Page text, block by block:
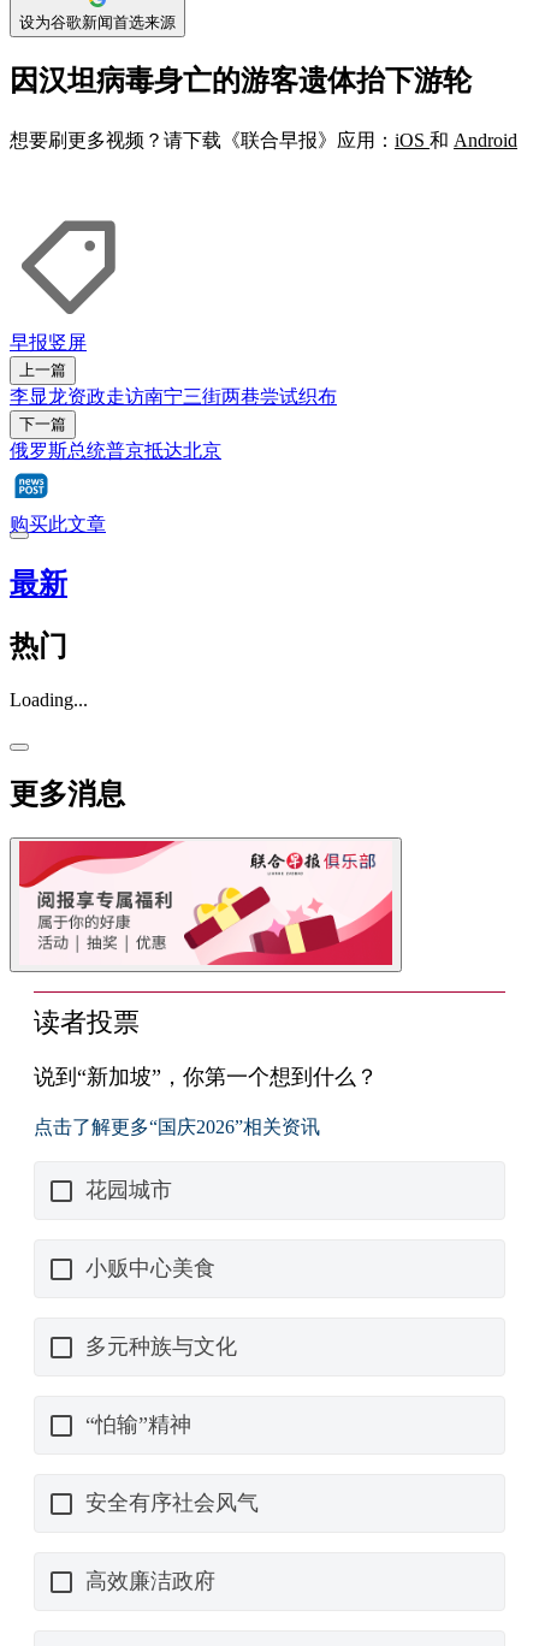
设为谷歌新闻首选来源
因汉坦病毒身亡的游客遗体抬下游轮
想要刷更多视频？请下载《联合早报》应用： iOS 和 Android
早报竖屏
上一篇
李显龙资政走访南宁三街两巷尝试织布
下一篇
俄罗斯总统普京抵达北京
购买此文章
最新
热门
Loading...
更多消息